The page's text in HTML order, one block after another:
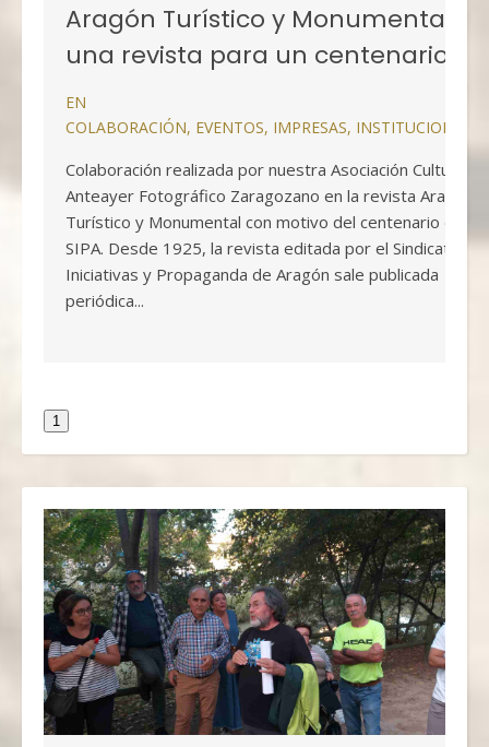
Aragón Turístico y Monumental,
una revista para un centenario
EN
COLABORACIÓN, EVENTOS, IMPRESAS, INSTITUCIONALES
Colaboración realizada por nuestra Asociación Cultural
Anteayer Fotográfico Zaragozano en la revista Aragón
Turístico y Monumental con motivo del centenario del
SIPA. Desde 1925, la revista editada por el Sindicato de
Iniciativas y Propaganda de Aragón sale publicada
periódica...
1